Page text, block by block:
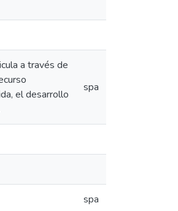
a través de
el desarrollo
spa
spa